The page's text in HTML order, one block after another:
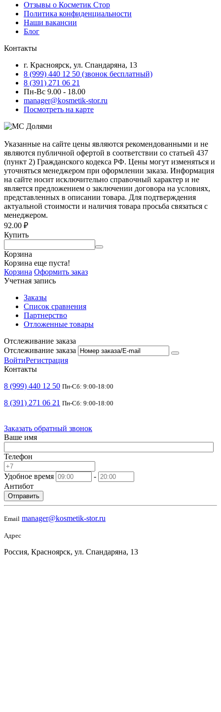
Отзывы о Косметик Стор
Политика конфиденциальности
Наши вакансии
Блог
Контакты
г. Красноярск, ул. Спандаряна, 13
8 (999) 440 12 50 (звонок бесплатный)
8 (391) 271 06 21
Пн-Вс 9.00 - 18.00
manager@kosmetik-stor.ru
Посмотреть на карте
Указанные на сайте цены являются рекомендованными и не
являются публичной офертой в соответствии со статьей 437
(пункт 2) Гражданского кодекса РФ. Цены могут изменяться и
уточняться менеджером при оформлении заказа. Информация
на сайте носит исключительно справочный характер и не
является предложением о заключении договора на условиях,
представленных в описании товара. Для подтверждения
актуальной стоимости и наличия товара просьба связаться с
менеджером.
92.00 ₽
Купить
Корзина
Корзина еще пуста!
Корзина Оформить заказ
Учетная запись
Заказы
Список сравнения
Партнерство
Отложенные товары
Отслеживание заказа
Отслеживание заказа
ВойтиРегистрация
Контакты
8 (999) 440 12 50 Пн-Сб: 9:00-18:00
8 (391) 271 06 21 Пн-Сб: 9:00-18:00
Заказать обратный звонок
Ваше имя
Телефон
Удобное время
-
Антибот
Отправить
Email manager@kosmetik-stor.ru
Адрес
Россия, Красноярск, ул. Спандаряна, 13